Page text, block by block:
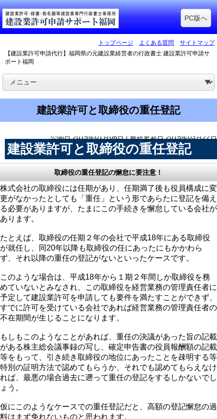
PC版へ
トップページ よくある質問
サイトマップ
【建設業許可申請代行】福岡県の元建設業経営者の行政書士 建設業許可申請サ
ポート福岡
建設業許可と取締役の重任登記
公開日:2015年01月06日 / 最終更新日:2015年03月22日
建設業許可と取締役の重任登記
取締役の重任登記の懈怠に要注意！
株式会社の取締役には任期があり、任期満了後も役員構成に変
更がなかったとしても「重任」という形であらたに登記を備え
る必要がありますが、たまにこの手続きを懈怠している会社が
あります。
たとえば、取締役の任期２年の会社で平成18年にある取締役
が就任し、同20年以降も取締役の任にあったにもかかわら
ず、それ以降の重任の登記がないといったケースです。
このような場合は、平成18年から１期２年間しか取締役を務
めていないとみなされ、この取締役を経営業務の管理責任者に
予定して建設業許可を申請しても要件を満たすことができず、
すでに許可を受けている会社であれば経営業務の管理責任者の
不在期間が生じることになります。
もしもこのようなことがあれば、重任の決議があった旨の記載
がある株主総会議事録の写し、確定申告書の役員報酬額の記載
等をもって、引き続き取締役の地位にあったことを疎明する等
特別の証明方法で認めてもらうか、それでも認めてもらえなけ
れば、最悪の場合過去に遡って重任の登記をするしかないでし
ょう。
仮にこのようなケースでの重任登記だと、高額の登記懈怠の過
料はまず免れないものと思われます。